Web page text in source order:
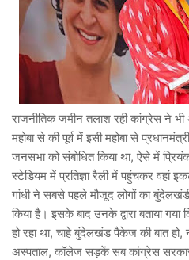
राजनीतिक जमीन तलाश रही कांग्रेस ने
महोबा से की पूर्व में इसी महोबा से
जनसभा को संबोधित किया था, ऐसे में
स्टेडियम में प्रतिज्ञा रैली में पहुंचकर वहां
गांधी ने सबसे पहले मौजूद लोगों का
किया है। इसके बाद उनके द्वारा बताया
हो रहा था, चाहे बुंदेलखंड पैकेज की बात
अस्पताल, कॉलेज सड़कें सब कांग्रेस सरकार